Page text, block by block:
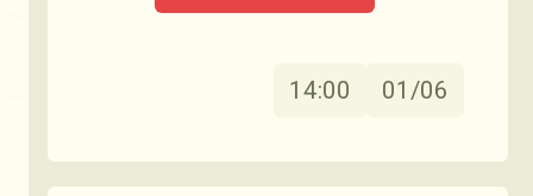
14:00 01/06